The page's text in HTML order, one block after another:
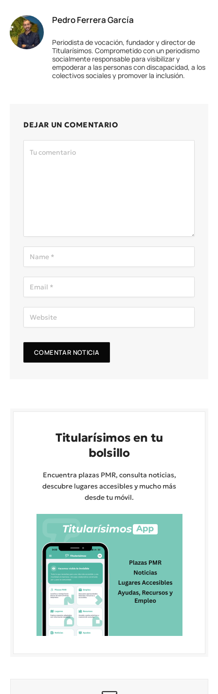
Pedro Ferrera García
Periodista de vocación, fundador y director de
Titularísimos. Comprometido con un periodismo
socialmente responsable para visibilizar y
empoderar a las personas con discapacidad, a los
colectivos sociales y promover la inclusión.
DEJAR UN COMENTARIO
Titularísimos en tu
bolsillo
Encuentra plazas PMR, consulta noticias,
descubre lugares accesibles y mucho más
desde tu móvil.